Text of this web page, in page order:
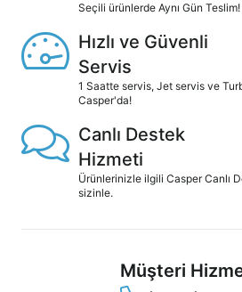
Seçili ürünlerde Aynı Gün Teslim!
Hızlı ve Güvenli
Servis
1 Saatte servis, Jet servis ve
Casper'da!
Canlı Destek
Hizmeti
Ürünlerinizle ilgili Casper Canlı
sizinle.
Müşteri